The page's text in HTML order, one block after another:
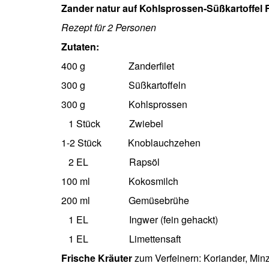
Zander natur auf Kohlsprossen-Süßkartoffel
Rezept für 2 Personen
Zutaten:
400 g
Zanderfilet
300 g
Süßkartoffeln
300 g
Kohlsprossen
1 Stück
Zwiebel
1-2 Stück
Knoblauchzehen
2 EL
Rapsöl
100 ml
Kokosmilch
200 ml
Gemüsebrühe
1 EL
Ingwer (fein gehackt)
1 EL
Limettensaft
Frische Kräuterzum Verfeinern: Koriander,